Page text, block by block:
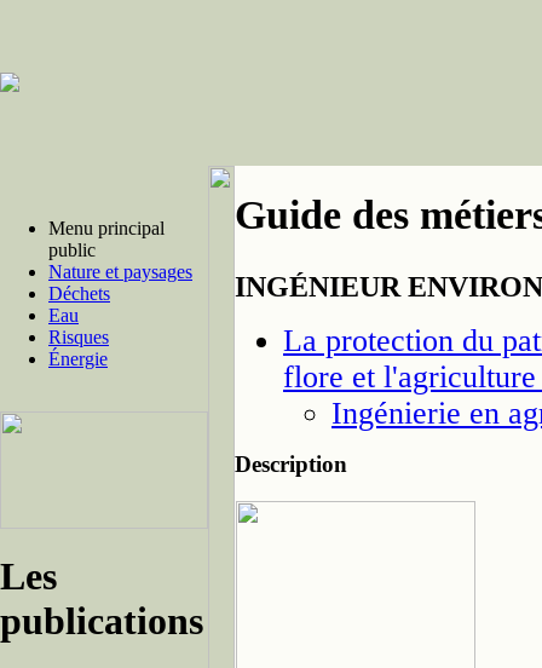
Menu principal
public
Nature et paysages
Déchets
Eau
Risques
Énergie
Les
publications
Guide des
INGÉNIEUR
La protection du
flore et l'agriculture
Ingénierie en
Description